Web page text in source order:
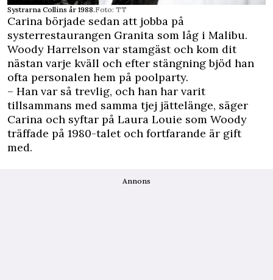
Systrarna Collins år 1988.Foto: TT
Carina började sedan att jobba på
systerrestaurangen Granita som låg i Malibu.
Woody Harrelson var stamgäst och kom dit
nästan varje kväll och efter stängning bjöd han
ofta personalen hem på poolparty.
– Han var så trevlig, och han har varit
tillsammans med samma tjej jättelänge, säger
Carina och syftar på Laura Louie som Woody
träffade på 1980-talet och fortfarande är gift
med.
Annons